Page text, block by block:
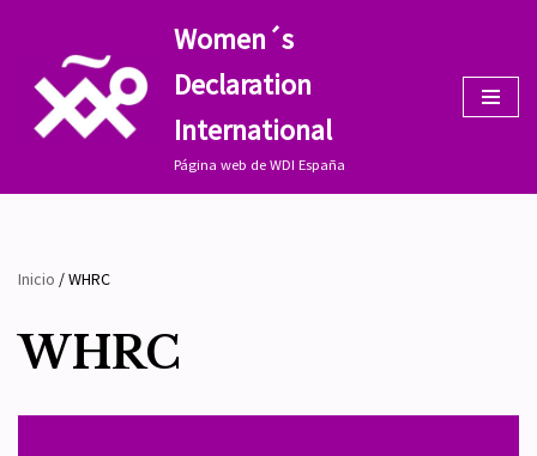
contenido
Women´s
Declaration
International
Página web de WDI España
Inicio /WHRC
WHRC